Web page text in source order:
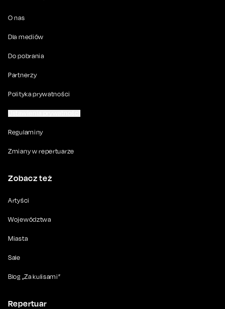
O nas
Dla mediów
Do pobrania
Partnerzy
Polityka prywatności
Regulaminy
Zmiany w repertuarze
Zobacz też
Artyści
Województwa
Miasta
Sale
Blog „Za kulisami”
Repertuar